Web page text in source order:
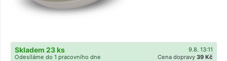
9.8. 13:11
Skladem 23 ks
Cena dopravy 39 Kč
Odesíláme do 1 pracovního dne